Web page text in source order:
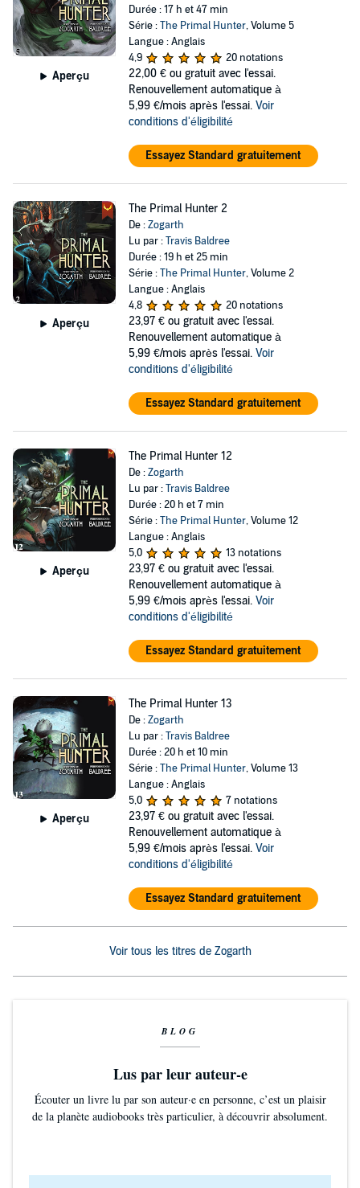
Aperçu
Durée : 17 h et 47 min
Série :The Primal Hunter, Volume 5
Langue : Anglais
4,9
20 notations
22,00 € ou gratuit avec l'essai.
Renouvellement automatique à
5,99 €/mois après l'essai. Voir
conditions d'éligibilité
Essayez Standard gratuitement
Aperçu
The Primal Hunter 2
De :Zogarth
Lu par :Travis Baldree
Durée : 19 h et 25 min
Série :The Primal Hunter, Volume 2
Langue : Anglais
4,8
20 notations
23,97 € ou gratuit avec l'essai.
Renouvellement automatique à
5,99 €/mois après l'essai. Voir
conditions d'éligibilité
Essayez Standard gratuitement
Aperçu
The Primal Hunter 12
De :Zogarth
Lu par :Travis Baldree
Durée : 20 h et 7 min
Série :The Primal Hunter, Volume 12
Langue : Anglais
5,0
13 notations
23,97 € ou gratuit avec l'essai.
Renouvellement automatique à
5,99 €/mois après l'essai. Voir
conditions d'éligibilité
Essayez Standard gratuitement
Aperçu
The Primal Hunter 13
De :Zogarth
Lu par :Travis Baldree
Durée : 20 h et 10 min
Série :The Primal Hunter, Volume 13
Langue : Anglais
5,0
7 notations
23,97 € ou gratuit avec l'essai.
Renouvellement automatique à
5,99 €/mois après l'essai. Voir
conditions d'éligibilité
Essayez Standard gratuitement
Voir tous les titres de Zogarth
BLOG
Lus par leur auteur-e
Écouter un livre lu par son auteur·e en personne, c’est un plaisir
de la planète audiobooks très particulier, à découvrir absolument.